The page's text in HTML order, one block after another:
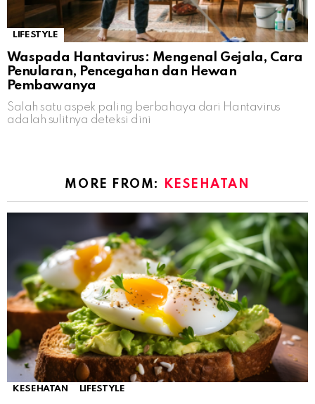
LIFESTYLE
Waspada Hantavirus: Mengenal Gejala, Cara
Penularan, Pencegahan dan Hewan
Pembawanya
Salah satu aspek paling berbahaya dari Hantavirus
adalah sulitnya deteksi dini
MORE FROM: KESEHATAN
KESEHATAN LIFESTYLE